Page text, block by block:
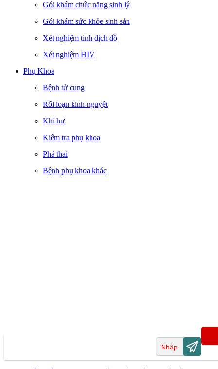
Gói khám chức năng sinh lý
Gói khám sức khỏe sinh sản
Xét nghiệm tinh dịch đồ
Xét nghiệm HIV
Phụ Khoa
Bệnh tử cung
Rối loạn kinh nguyệt
Khí hư
Kiểm tra phụ khoa
Phá thai
Bệnh phụ khoa khác